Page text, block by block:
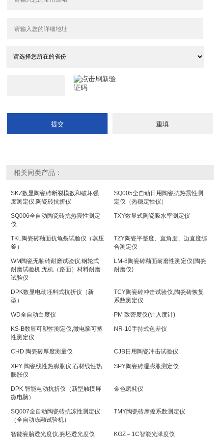
相关同类产品：
SKZ数显陶瓷砖断裂模数和破坏强
度测定仪,陶瓷砖抗折仪
SQ005全自动日用陶瓷抗热震性测
定仪（热稳定性仪）
SQ006全自动陶瓷砖抗热震性测定
仪
TXY数显式陶瓷吸水率测定仪
TKL陶瓷砖釉面抗龟裂试验仪（蒸压
釜）
TZY陶瓷平整度、直角度、边直度综
合测定仪
WM陶瓷无釉砖耐磨试验仪,钢轮式
耐磨试验机,无机（路面）材料耐磨
试验仪
LM-8陶瓷砖釉面耐磨性测定仪(陶瓷
耐磨仪)
DPK数显电动坯料式抗折仪（新
型）
TCY陶瓷砖冲击试验仪,陶瓷砖恢复
系数测定仪
WD全自动白度仪 PM 致密度仪(针入度计)
KS-B数显可塑性测定仪,微电脑可塑
性测定仪
NR-10手持式色差仪
CHD 陶瓷砖厚度测量仪 CJB日用陶瓷冲击试验仪
XPY 陶瓷线性热膨胀仪,石材线性热
膨胀仪
SPY陶瓷砖湿膨胀测定仪
DPK 智能电动抗折仪（新型触摸屏
微电脑）
金色磨耗仪
SQ007全自动陶瓷砖抗冻性测定仪
（全自动冻融试验机）
TMY陶瓷砖摩擦系数测定仪
智能瓷胎透光度仪,瓷坯透光度仪 KGZ－1C智能光泽度仪